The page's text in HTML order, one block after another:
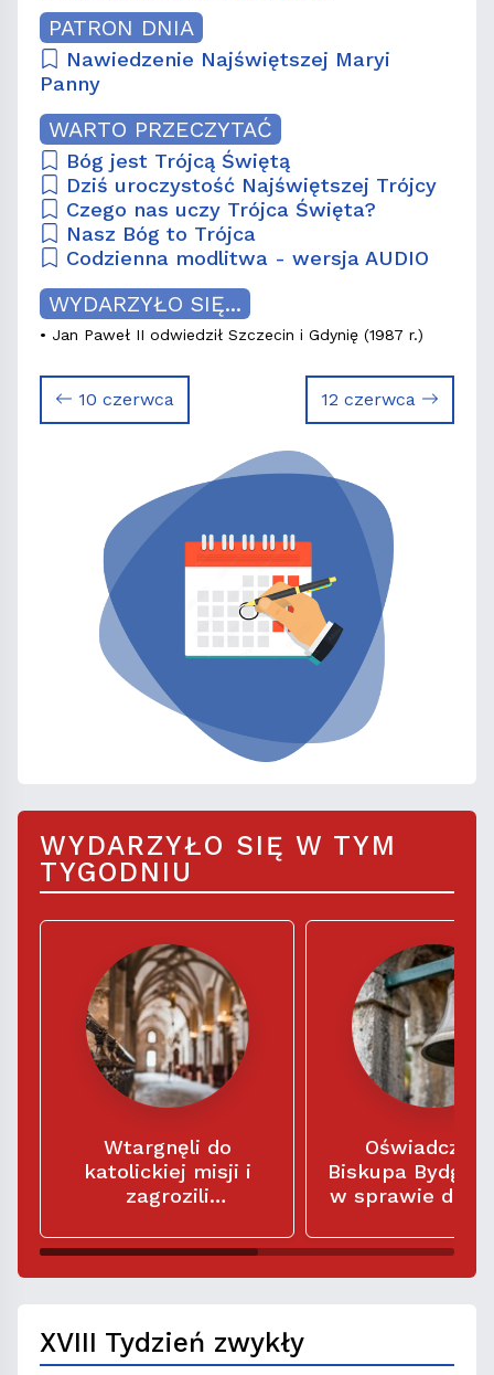
PATRON DNIA
Nawiedzenie Najświętszej Maryi
Panny
WARTO PRZECZYTAĆ
Bóg jest Trójcą Świętą
Dziś uroczystość Najświętszej Trójcy
Czego nas uczy Trójca Święta?
Nasz Bóg to Trójca
Codzienna modlitwa - wersja AUDIO
WYDARZYŁO SIĘ...
• Jan Paweł II odwiedził Szczecin i Gdynię (1987 r.)
10 czerwca 12 czerwca
WYDARZYŁO SIĘ W TYM
TYGODNIU
Wtargnęli do
katolickiej misji i
zagrozili
siedem dni na
Biskupa
w sprawie
parafialnym
XVIII Tydzień zwykły